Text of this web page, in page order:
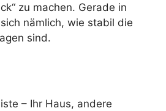
zu machen. Gerade in
nämlich, wie stabil die
sind.
– Ihr Haus, andere